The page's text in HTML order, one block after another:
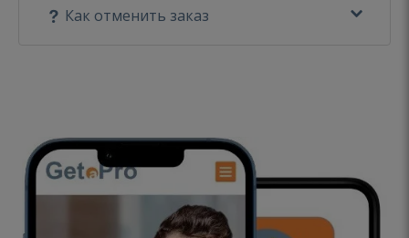
Как отменить заказ